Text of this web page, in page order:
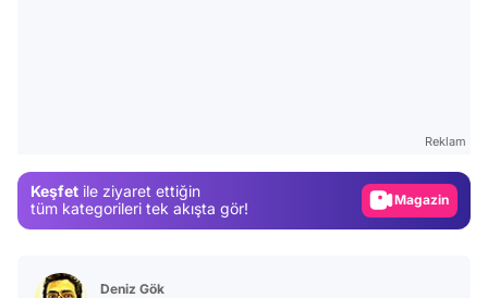
Reklam
Keşfet ile ziyaret ettiğin
tüm kategorileri tek akışta gör!
Magazin
Deniz Gök